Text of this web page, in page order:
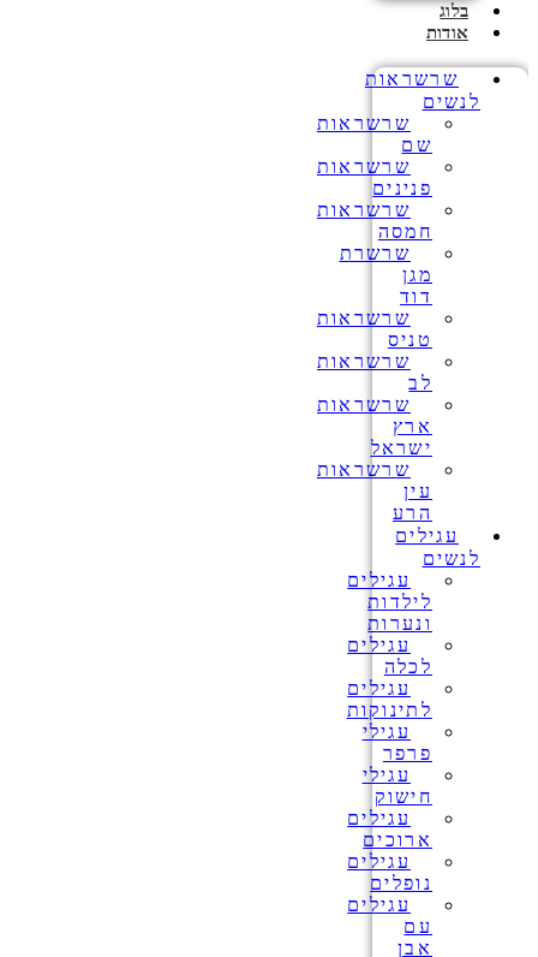
בלוג
אודות
שרשראות
לנשים
שרשראות
שם
שרשראות
פנינים
שרשראות
חמסה
שרשרת
מגן
דוד
שרשראות
טניס
שרשראות
לב
שרשראות
ארץ
ישראל
שרשראות
עין
הרע
עגילים
לנשים
עגילים
לילדות
ונערות
עגילים
לכלה
עגילים
לתינוקות
עגילי
פרפר
עגילי
חישוק
עגילים
ארוכים
עגילים
נופלים
עגילים
עם
אבן